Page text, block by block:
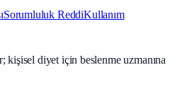
Sorumluluk ReddiKullanım
kişisel diyet için beslenme uzmanına